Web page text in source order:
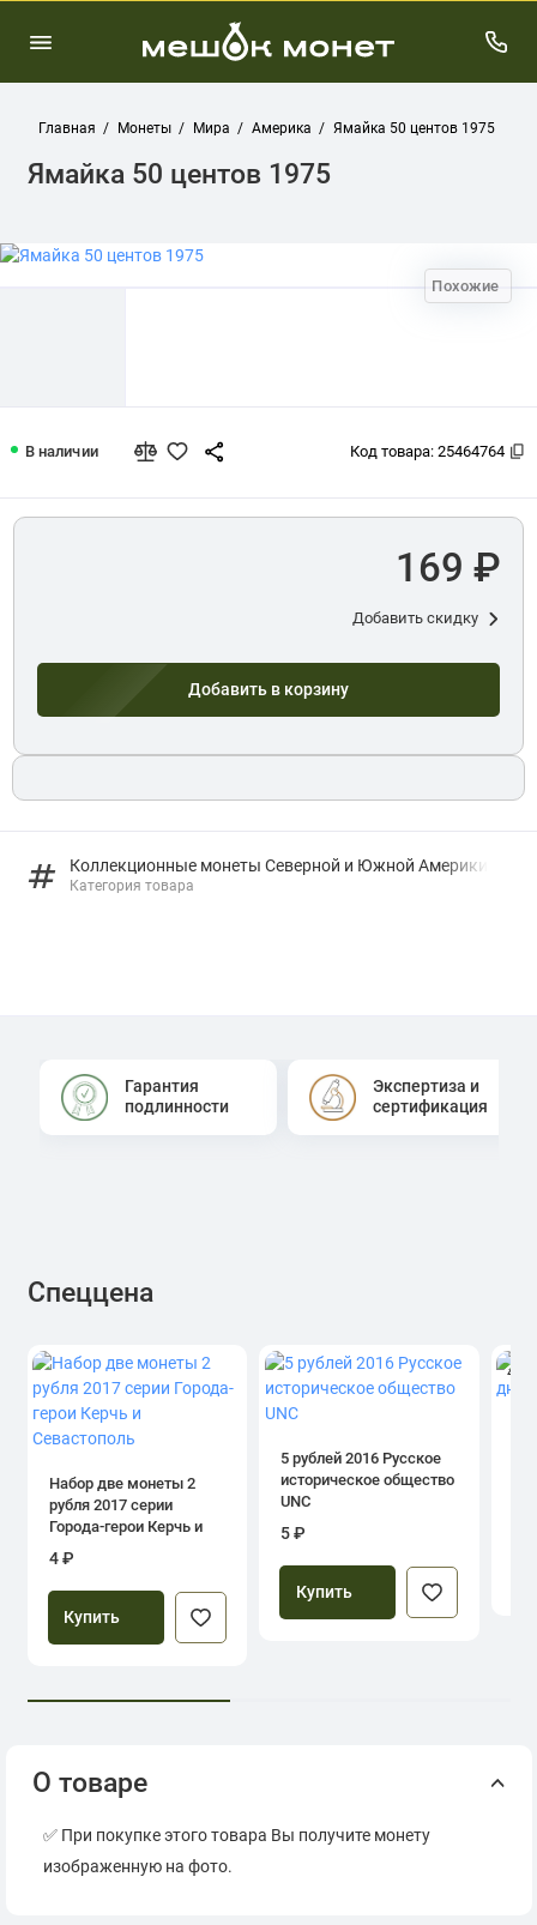
Главная Монеты Мира Америка Ямайка 50 центов 1975
Ямайка 50 центов 1975
Похожие
В наличии Код товара: 25464764
Коллекционные монеты Северной и Южной Америки
Категория товара
169 ₽
Добавить скидку
Добавить в корзину
Гарантия
подлинности
Экспертиза и
сертификация
Спеццена
Набор две монеты 2
рубля 2017 серии
Города-герои Керчь и
4 ₽
Купить
5 рублей 2016 Русское
историческое общество
UNC
5 ₽
Купить
4.0
О товаре
✅ При покупке этого товара Вы получите монету
изображенную на фото.